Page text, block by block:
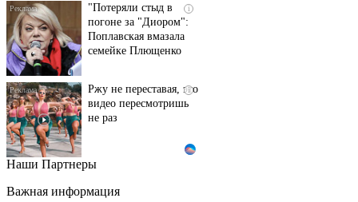
i
"Потеряли стыд в
погоне за "Диором":
Поплавская вмазала
семейке Плющенко
i
Ржу не переставая, это
видео пересмотришь
не раз
Публичный удар
это настоящий вызов
Наши Партнеры
Важная информация